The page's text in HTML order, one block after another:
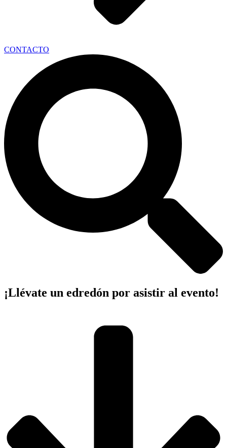
CONTACTO
¡Llévate un edredón por asistir al evento!